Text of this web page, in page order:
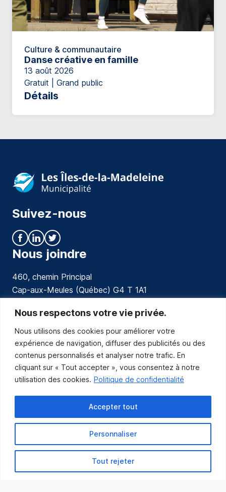
Nous respectons votre vie privée.
Nous utilisons des cookies pour améliorer votre
expérience de navigation, diffuser des publicités ou des
contenus personnalisés et analyser notre trafic. En
cliquant sur « Tout accepter », vous consentez à notre
utilisation des cookies. Politique de confidentialité
Personnaliser
Tout rejeter
Accepter tout
Culture & communautaire
Danse créative en famille
13 août 2026
Gratuit | Grand public
Détails
Suivez-nous
Nous joindre
460, chemin Principal
Cap-aux-Meules (Québec) G4 T 1A1
communications@muniles.ca
418 986-3100
Composez le 1 en tout temps pour toutes urgences.
Abonnez-vous
Abonnez-vous pour recevoir les nouvelles
de la Municipalité par courriel.